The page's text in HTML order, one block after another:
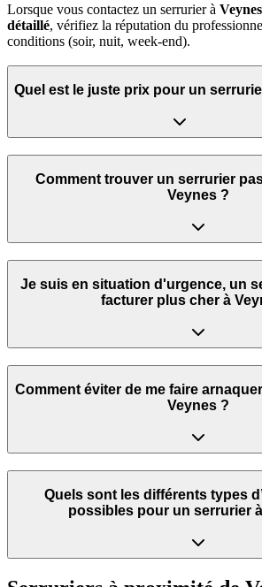
Lorsque vous contactez un serrurier à Veynes
détaillé, vérifiez la réputation du
conditions (soir, nuit, week‑end).
Quel est le juste prix pour un
Comment trouver un serrurier
Veynes ?
Je suis en situation d'urgence, un
facturer plus cher à
Comment éviter de me faire
Veynes ?
Quels sont les différents types
possibles pour un serrurier